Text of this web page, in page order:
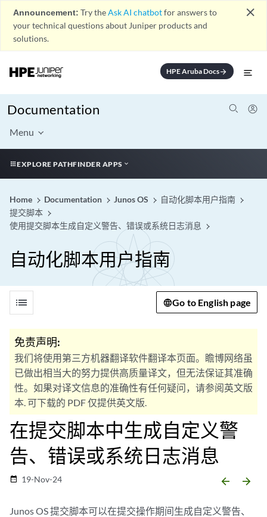
Announcement: Try theAsk AI chatbotfor answers to
your technical questions about Juniper products and
solutions.
close
HPE Aruba Docsarrow_forward
Documentation
Menu
EXPLORE PATHFINDER APPS
Home Documentation Junos OS
自动化脚本用户指南
提交脚本
使用提交脚本生成自定义警告、错误或系统日志消息
自动化脚本用户指南
list Go to English page
免责声明:
我们将使用第三方机器翻译软件翻译本页面。瞻博网络虽
已做出相当大的努力提供高质量译文，但无法保证其准确
性。如果对译文信息的准确性有任何疑问，请参阅英文版
本. 可下载的 PDF 仅提供英文版.
在提交脚本中生成自定义警
告、错误或系统日志消息
date_range 19-Nov-24 arrow_backward arrow_forward
Junos OS 提交脚本可以在提交操作期间生成自定义警告、